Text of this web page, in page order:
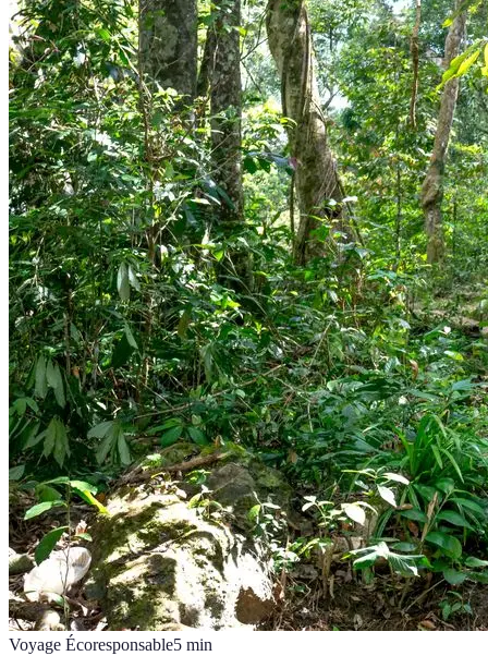
Voyage Écoresponsable5 min